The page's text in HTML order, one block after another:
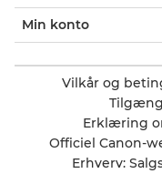
Min konto
Vilkår og
Erklæring
Officiel Canon-
Erhverv: